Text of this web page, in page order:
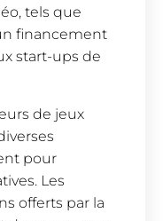
tels que
financement
start-ups de
de jeux
pour
Les
offerts par la